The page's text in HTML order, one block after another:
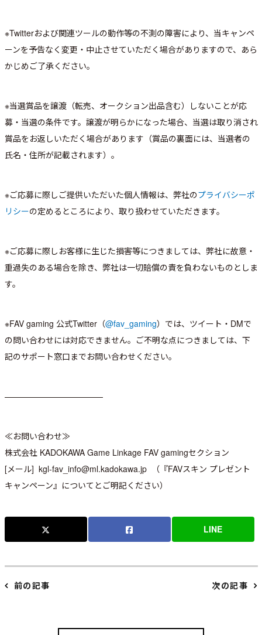
※Twitterおよび関連ツールの動作等の不測の障害により、当キャンペ
ーンを予告なく変更・中止させていただく場合がありますので、あら
かじめご了承ください。
※当選賞品を譲渡（転売、オークション出品含む）しないことが応
募・当選の条件です。譲渡が明らかになった場合、当選は取り消され
賞品をお返しいただく場合があります（賞品の裏面には、当選者の
氏名・住所が記載されます）。
※ご応募に際しご提供いただいた個人情報は、弊社のプライバシーポ
リシーの定めるところにより、取り扱わせていただきます。
※ご応募に際しお客様に生じた損害等につきましては、弊社に故意・
重過失のある場合を除き、弊社は一切賠償の責を負わないものとしま
す。
※FAV gaming 公式Twitter（@fav_gaming）では、ツイート・DMで
の問い合わせには対応できません。ご不明な点につきましては、下
記のサポート窓口までお問い合わせください。
————————————
≪お問い合わせ≫
株式会社 KADOKAWA Game Linkage FAV gamingセクション
[メール] kgl-fav_info@ml.kadokawa.jp （『FAVスキン プレゼント
キャンペーン』についてとご明記ください）
LINE
前の記事 次の記事